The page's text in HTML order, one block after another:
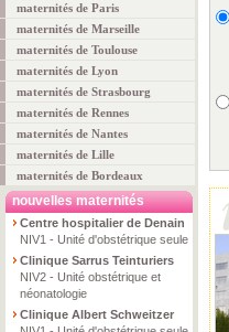
maternités de Paris
maternités de Marseille
maternités de Toulouse
maternités de Lyon
maternités de Strasbourg
maternités de Rennes
maternités de Nantes
maternités de Lille
maternités de Bordeaux
nouvelles maternités
Centre hospitalier de Denain
NIV1 - Unité d'obstétrique seule
Clinique Sarrus Teinturiers
NIV2 - Unité obstétrique et
néonatologie
Clinique Albert Schweitzer